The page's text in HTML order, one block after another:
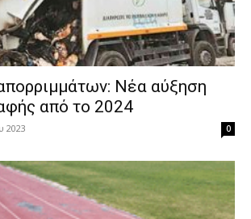
Νέα αύξηση
από το 2024
2023 0